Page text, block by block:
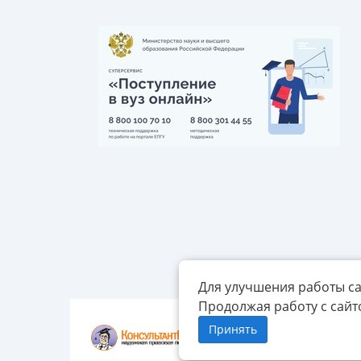
Для улучшения работы
Продолжая работу с
Принять